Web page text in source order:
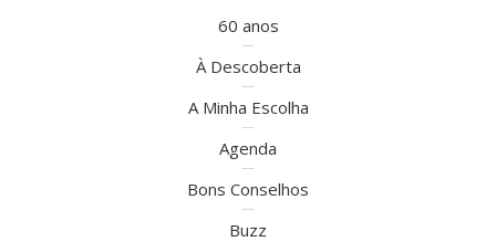
60 anos
À Descoberta
A Minha Escolha
Agenda
Bons Conselhos
Buzz